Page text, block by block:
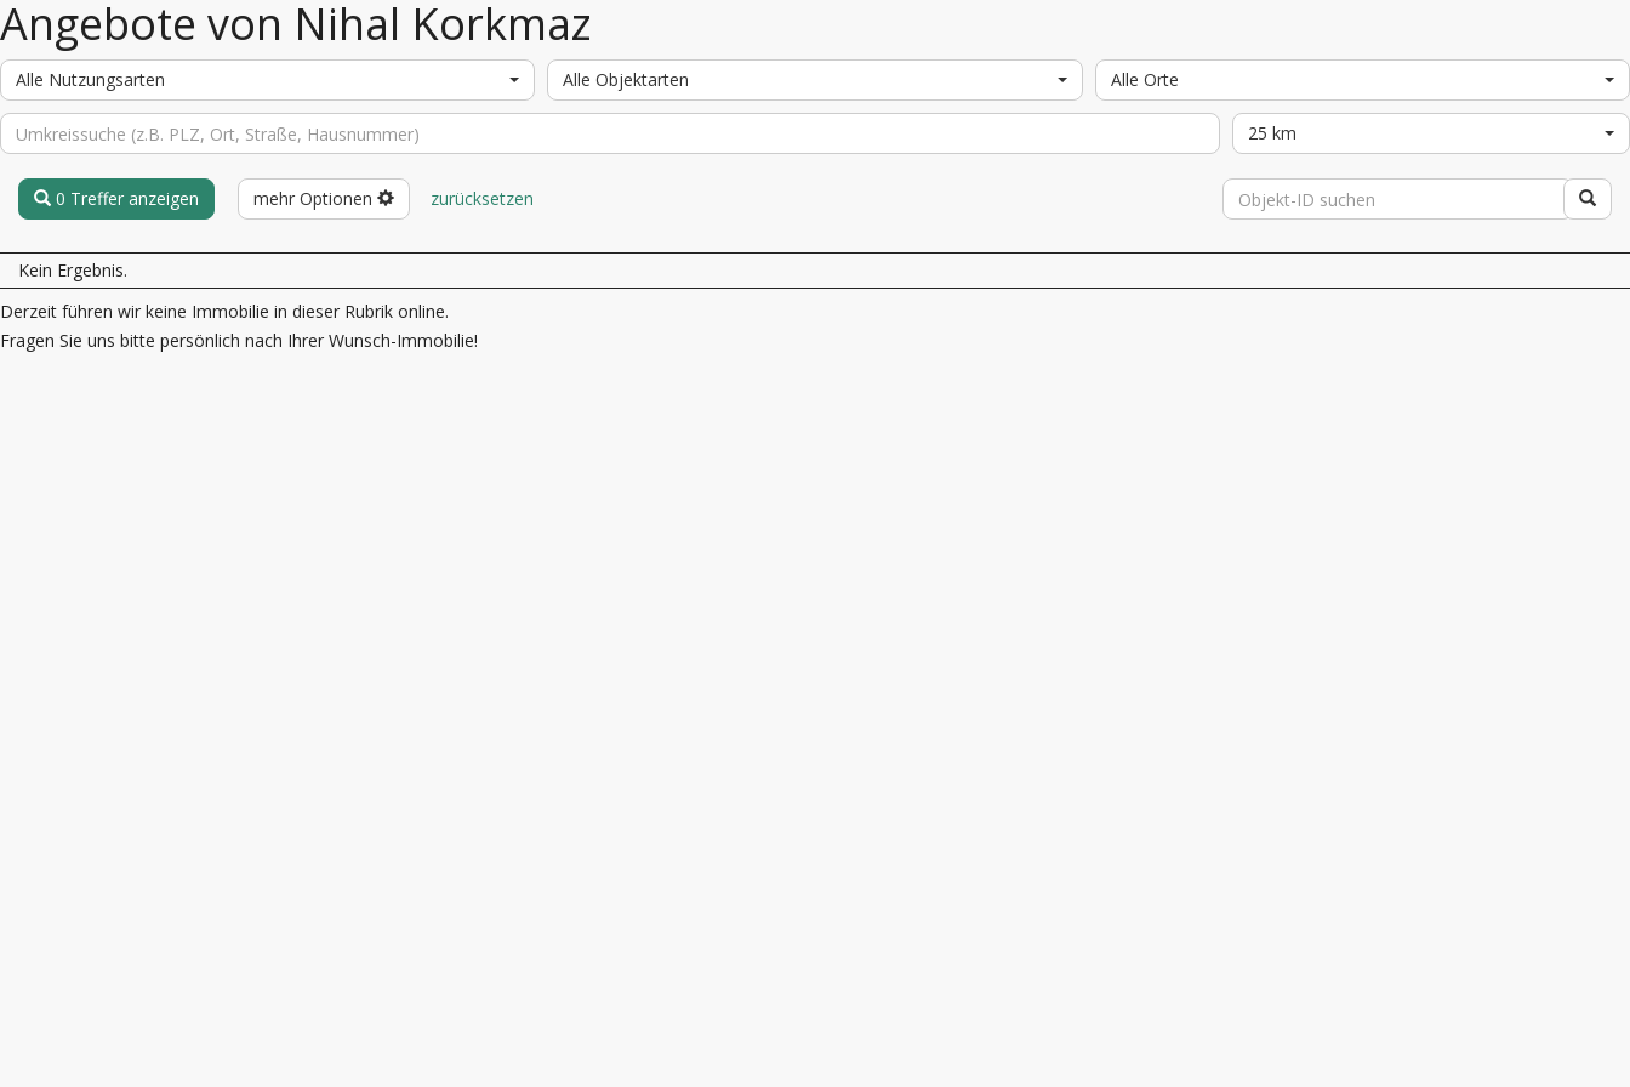
Angebote von Nihal Korkmaz
Alle Nutzungsarten Alle Objektarten Alle Orte
25 km
0 Treffer anzeigen mehr Optionen zurücksetzen
Kein Ergebnis.
Derzeit führen wir keine Immobilie in dieser Rubrik online.
Fragen Sie uns bitte persönlich nach Ihrer Wunsch-Immobilie!